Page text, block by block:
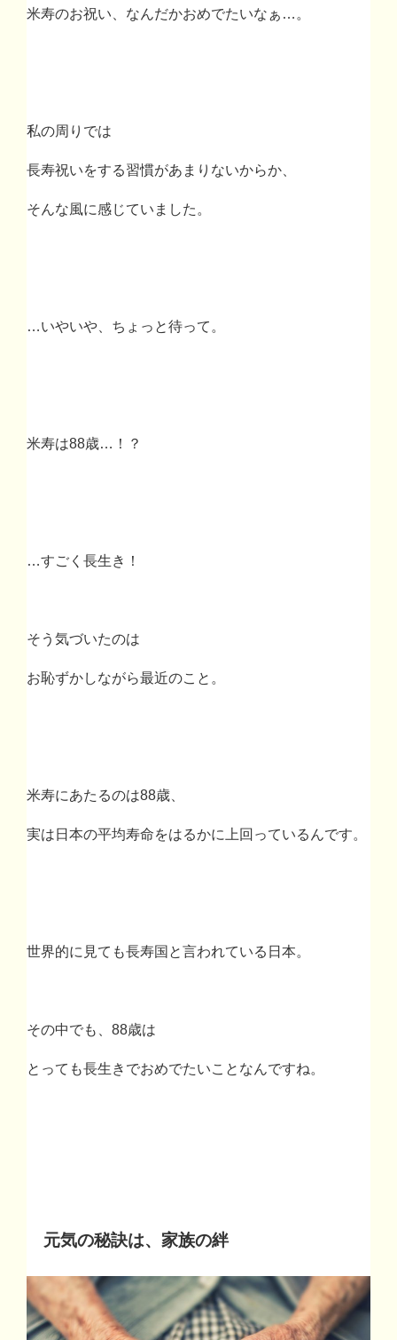
米寿のお祝い、なんだかおめでたいなぁ … 。
私の周りでは
長寿祝いをする習慣があまりないからか、
そんな風に感じていました。
…いやいや、ちょっと待って。
米寿は88歳… ！？
…すごく長生き！
そう気づいたのは
お恥ずかしながら最近のこと。
米寿にあたるのは88歳、
実は日本の平均寿命をはるかに上回っているんです。
世界的に見ても長寿国と言われている日本。
その中でも、 88歳は
とっても長生きでおめでたいことなんですね。
元気の秘訣は、家族の絆